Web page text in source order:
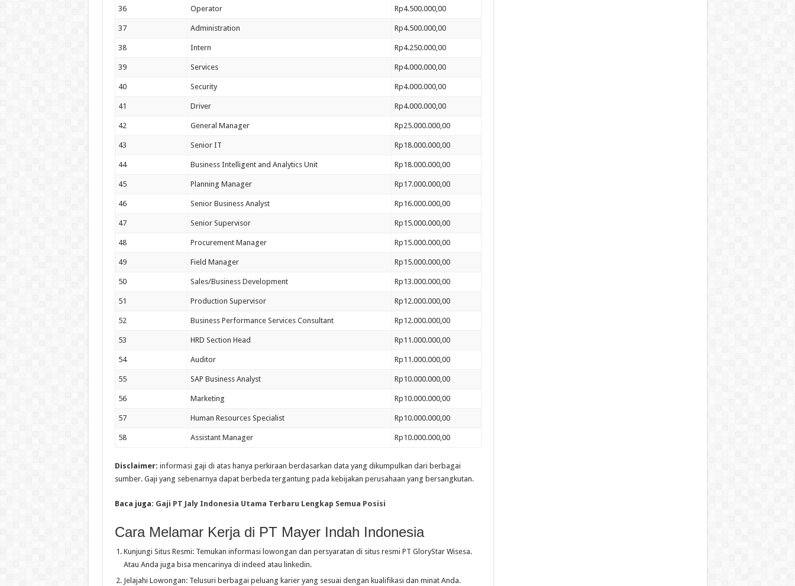
36 Operator Rp4.500.000,00
37 Administration Rp4.500.000,00
38 Intern Rp4.250.000,00
39 Services Rp4.000.000,00
40 Security Rp4.000.000,00
41 Driver Rp4.000.000,00
42 General Manager Rp25.000.000,00
43 Senior IT Rp18.000.000,00
44 Business Intelligent and Analytics Unit Rp18.000.000,00
45 Planning Manager Rp17.000.000,00
46 Senior Business Analyst Rp16.000.000,00
47 Senior Supervisor Rp15.000.000,00
48 Procurement Manager Rp15.000.000,00
49 Field Manager Rp15.000.000,00
50 Sales/Business Development Rp13.000.000,00
51 Production Supervisor Rp12.000.000,00
52 Business Performance Services Consultant Rp12.000.000,00
53 HRD Section Head Rp11.000.000,00
54 Auditor Rp11.000.000,00
55 SAP Business Analyst Rp10.000.000,00
56 Marketing Rp10.000.000,00
57 Human Resources Specialist Rp10.000.000,00
58 Assistant Manager Rp10.000.000,00
Disclaimer: informasi gaji di atas hanya perkiraan berdasarkan data yang dikumpulkan dari berbagai
sumber. Gaji yang sebenarnya dapat berbeda tergantung pada kebijakan perusahaan yang bersangkutan.
Baca juga: Gaji PT Jaly Indonesia Utama Terbaru Lengkap Semua Posisi
Cara Melamar Kerja di PT Mayer Indah Indonesia
Kunjungi Situs Resmi: Temukan informasi lowongan dan persyaratan di situs resmi PT GloryStar Wisesa.
Atau Anda juga bisa mencarinya di indeed atau linkedin.
Jelajahi Lowongan: Telusuri berbagai peluang karier yang sesuai dengan kualifikasi dan minat Anda.